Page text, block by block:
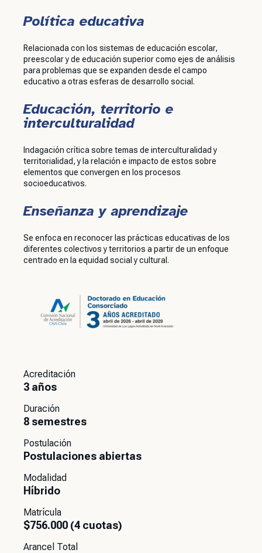
Política educativa
Relacionada con los sistemas de educación escolar,
preescolar y de educación superior como ejes de análisis
para problemas que se expanden desde el campo
educativo a otras esferas de desarrollo social.
Educación, territorio e
interculturalidad
Indagación crítica sobre temas de interculturalidad y
territorialidad, y la relación e impacto de estos sobre
elementos que convergen en los procesos
socioeducativos.
Enseñanza y aprendizaje
Se enfoca en reconocer las prácticas educativas de los
diferentes colectivos y territorios a partir de un enfoque
centrado en la equidad social y cultural.
Acreditación
3 años
Duración
8 semestres
Postulación
Postulaciones abiertas
Modalidad
Híbrido
Matrícula
$756.000 (4 cuotas)
Arancel Total